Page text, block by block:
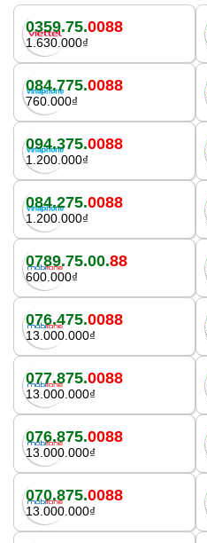
0359.75.0088
1.630.000₫
084.775.0088
760.000₫
094.375.0088
1.200.000₫
084.275.0088
1.200.000₫
0789.75.00.88
600.000₫
076.475.0088
13.000.000₫
077.875.0088
13.000.000₫
076.875.0088
13.000.000₫
070.875.0088
13.000.000₫